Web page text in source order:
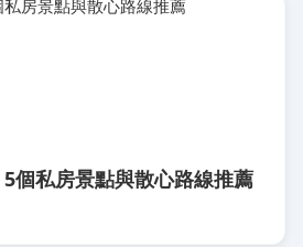
個私房景點與散心路線推薦